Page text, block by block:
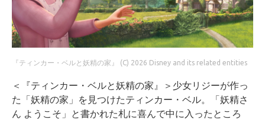
『ティンカー・ベルと妖精の家』 (C) 2026 Disney and its related entities
＜『ティンカー・ベルと妖精の家』＞少女リジーが作っ
た「妖精の家」を見つけたティンカー・ベル。「妖精さ
ん ようこそ」と書かれた札に喜んで中に入ったところ